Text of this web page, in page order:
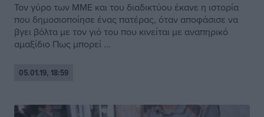
Τον γύρο των ΜΜΕ και του διαδικτύου έκανε η ιστορία
που δημοσιοποίησε ένας πατέρας, όταν αποφάσισε να
βγει βόλτα με τον γιό του που κινείται με αναπηρικό
αμαξίδιο Πως μπορεί ...
05.01.19, 18:59